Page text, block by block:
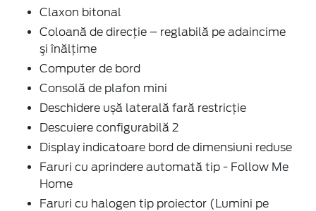
Claxon bitonal
Coloană de direcție – reglabilă pe adaincime
şi înălţime
Computer de bord
Consolă de plafon mini
Deschidere ușă laterală fară restricție
Descuiere configurabilă 2
Display indicatoare bord de dimensiuni reduse
Faruri cu aprindere automată tip - Follow Me
Home
Faruri cu halogen tip proiector (Lumini pe